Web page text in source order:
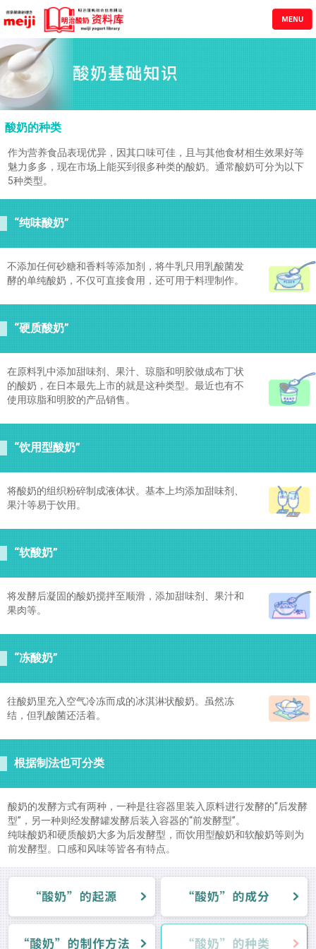
酸奶的种类
作为营养食品表现优异，因其口味可佳，且与其他食材相生效果好等
魅力多多，现在市场上能买到很多种类的酸奶。通常酸奶可分为以下
5种类型。
“纯味酸奶”
不添加任何砂糖和香料等添加剂，将牛乳只用乳酸菌发
酵的单纯酸奶，不仅可直接食用，还可用于料理制作。
“硬质酸奶”
在原料乳中添加甜味剂、果汁、琼脂和明胶做成布丁状
的酸奶，在日本最先上市的就是这种类型。最近也有不
使用琼脂和明胶的产品销售。
“饮用型酸奶”
将酸奶的组织粉碎制成液体状。基本上均添加甜味剂、
果汁等易于饮用。
“软酸奶”
将发酵后凝固的酸奶搅拌至顺滑，添加甜味剂、果汁和
果肉等。
“冻酸奶”
往酸奶里充入空气冷冻而成的冰淇淋状酸奶。虽然冻
结，但乳酸菌还活着。
根据制法也可分类
酸奶的发酵方式有两种，一种是往容器里装入原料进行发酵的“后发酵
型”，另一种则经发酵罐发酵后装入容器的“前发酵型”。
纯味酸奶和硬质酸奶大多为后发酵型，而饮用型酸奶和软酸奶等则为
前发酵型。口感和风味等皆各有特点。